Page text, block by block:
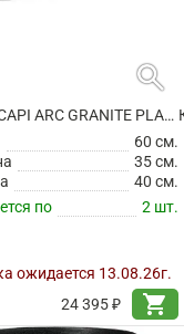
search
КАШПО CAPI ARC GRANITE PLANTER RECTANGLE WHITE
60 см.
35 см.
40 см.
по
2 шт.
ожидается 13.08.26г.
24 395 ₽
shopping_cart